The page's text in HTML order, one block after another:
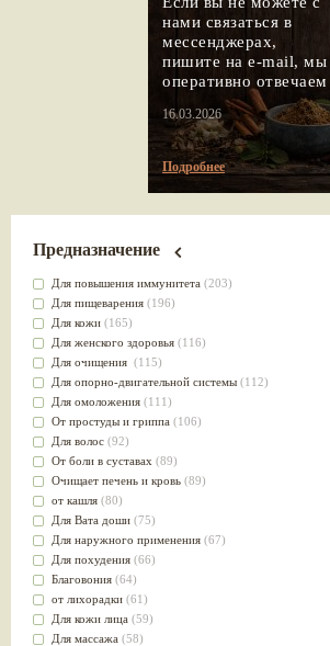
нами связаться в
мессенджерах,
пишите на e-mail, мы
оперативно отвечаем
16.03.2026
Подробнее
Предназначение
Для повышения иммунитета (203)
Для пищеварения (196)
Для кожи (165)
Для женского здоровья (116)
Для очищения (115)
Для опорно-двигательной системы (112)
Для омоложения (111)
От простуды и гриппа (106)
Для волос (92)
От боли в суставах (89)
Очищает печень и кровь (89)
от кашля (80)
Для Вата доши (75)
Для наружного применения (67)
Для похудения (66)
Благовония (64)
от лихорадки (61)
Для кожи лица (59)
Для массажа (58)